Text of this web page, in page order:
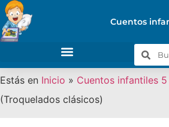
Cuentos
Estás en Inicio » Cuentos infantiles
(Troquelados clásicos)